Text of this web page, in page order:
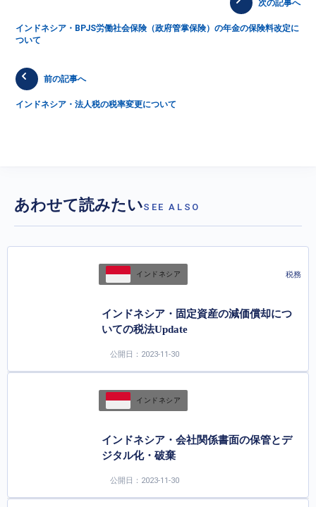
次の記事へ
インドネシア・BPJS労働社会保険（政府管掌保険）の年金の保険料改定に
ついて
前の記事へ
インドネシア・法人税の税率変更について
あわせて読みたいSEE ALSO
インドネシア 税務
インドネシア・固定資産の減価償却につ
いての税法Update
公開日：2023-11-30
インドネシア
インドネシア・会社関係書面の保管とデ
ジタル化・破棄
公開日：2023-11-30